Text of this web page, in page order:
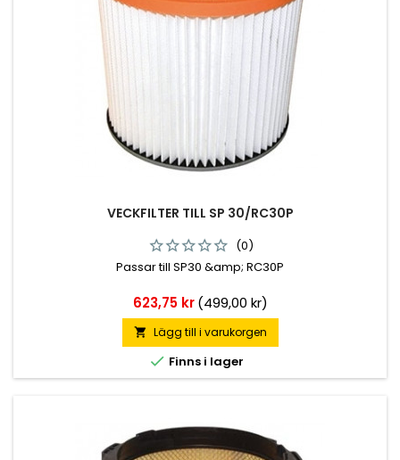
VECKFILTER TILL SP 30/RC30P
(0)
Passar till SP30 &amp; RC30P
Pris
623,75 kr (499,00 kr)
 Lägg till i varukorgen
 Finns i lager